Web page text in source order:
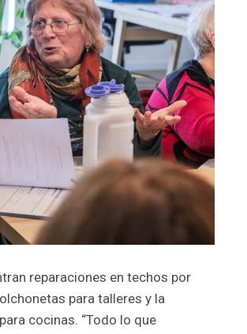
reparaciones en techos por
para talleres y la
cocinas. “Todo lo que